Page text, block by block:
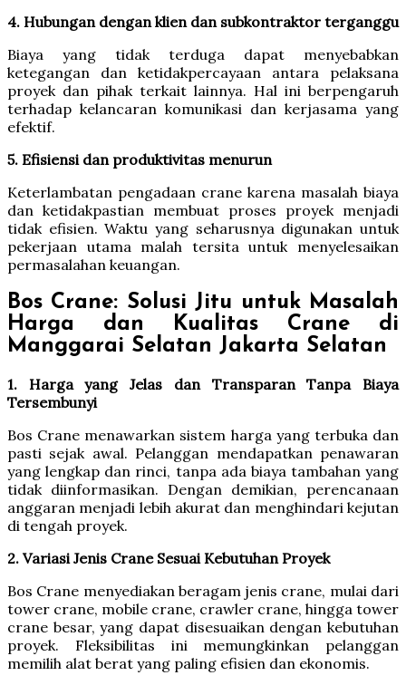
4. Hubungan dengan klien dan subkontraktor terganggu
Biaya yang tidak terduga dapat menyebabkan
ketegangan dan ketidakpercayaan antara pelaksana
proyek dan pihak terkait lainnya. Hal ini berpengaruh
terhadap kelancaran komunikasi dan kerjasama yang
efektif.
5. Efisiensi dan produktivitas menurun
Keterlambatan pengadaan crane karena masalah biaya
dan ketidakpastian membuat proses proyek menjadi
tidak efisien. Waktu yang seharusnya digunakan untuk
pekerjaan utama malah tersita untuk menyelesaikan
permasalahan keuangan.
Bos Crane: Solusi Jitu untuk Masalah
Harga dan Kualitas Crane di
Manggarai Selatan Jakarta Selatan
1. Harga yang Jelas dan Transparan Tanpa Biaya
Tersembunyi
Bos Crane menawarkan sistem harga yang terbuka dan
pasti sejak awal. Pelanggan mendapatkan penawaran
yang lengkap dan rinci, tanpa ada biaya tambahan yang
tidak diinformasikan. Dengan demikian, perencanaan
anggaran menjadi lebih akurat dan menghindari kejutan
di tengah proyek.
2. Variasi Jenis Crane Sesuai Kebutuhan Proyek
Bos Crane menyediakan beragam jenis crane, mulai dari
tower crane, mobile crane, crawler crane, hingga tower
crane besar, yang dapat disesuaikan dengan kebutuhan
proyek. Fleksibilitas ini memungkinkan pelanggan
memilih alat berat yang paling efisien dan ekonomis.